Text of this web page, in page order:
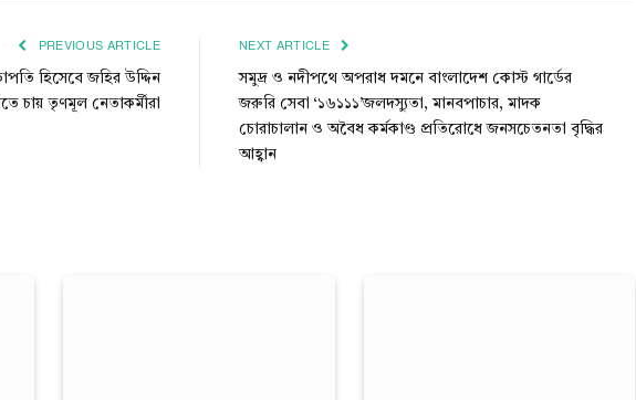
PREVIOUS ARTICLE
হিসেবে জহির উদ্দিন
চায় তৃণমূল নেতাকর্মীরা
NEXT ARTICLE
সমুদ্র ও নদীপথে অপরাধ দমনে বাংলাদেশ কোস্ট গার্ডের
জরুরি সেবা ‘১৬১১১’জলদস্যুতা, মানবপাচার, মাদক
চোরাচালান ও অবৈধ কর্মকাণ্ড প্রতিরোধে জনসচেতনতা বৃদ্ধির
আহ্বান